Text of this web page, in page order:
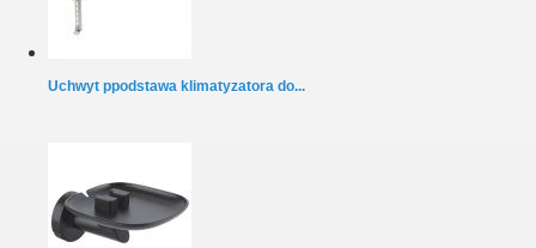
Uchwyt ppodstawa klimatyzatora do...